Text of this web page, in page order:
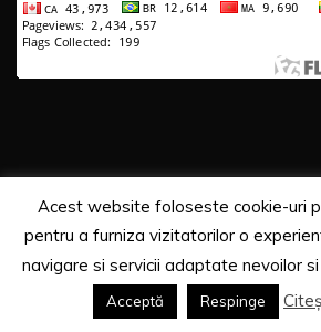
Copyrights. © 2020
Proudly powered by WordPress|
byCandid Themes
Acest website foloseste cookie-uri
pentru a furniza vizitatorilor o
navigare si servicii adaptate nevoilor
Acceptă Respinge